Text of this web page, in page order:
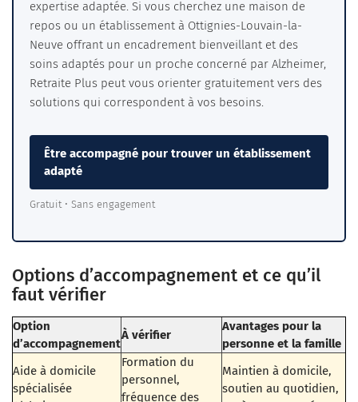
expertise adaptée. Si vous cherchez une maison de
repos ou un établissement à Ottignies-Louvain-la-
Neuve offrant un encadrement bienveillant et des
soins adaptés pour un proche concerné par Alzheimer,
Retraite Plus peut vous orienter gratuitement vers des
solutions qui correspondent à vos besoins.
Être accompagné pour trouver un établissement
adapté
Gratuit • Sans engagement
Options d’accompagnement et ce qu’il
faut vérifier
Option
d’accompagnement
À vérifier
Avantages pour la
personne et la famille
Aide à domicile
spécialisée
Formation du
personnel,
fréquence des
Maintien à domicile,
soutien au quotidien,